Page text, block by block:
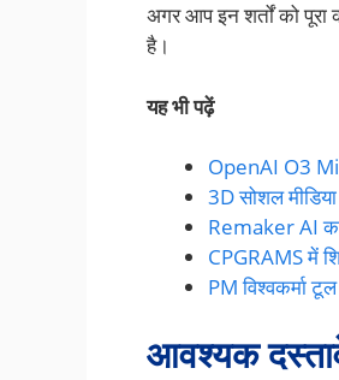
अगर आप इन शर्तों को पूरा
है।
यह भी पढ़ें
OpenAI O3
3D सोशल
Remaker AI
CPGRAMS में
PM विश्वकर्मा
आवश्यक